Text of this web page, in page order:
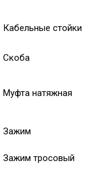
Кабельные стойки
Скоба
Муфта натяжная
Зажим
Зажим тросовый